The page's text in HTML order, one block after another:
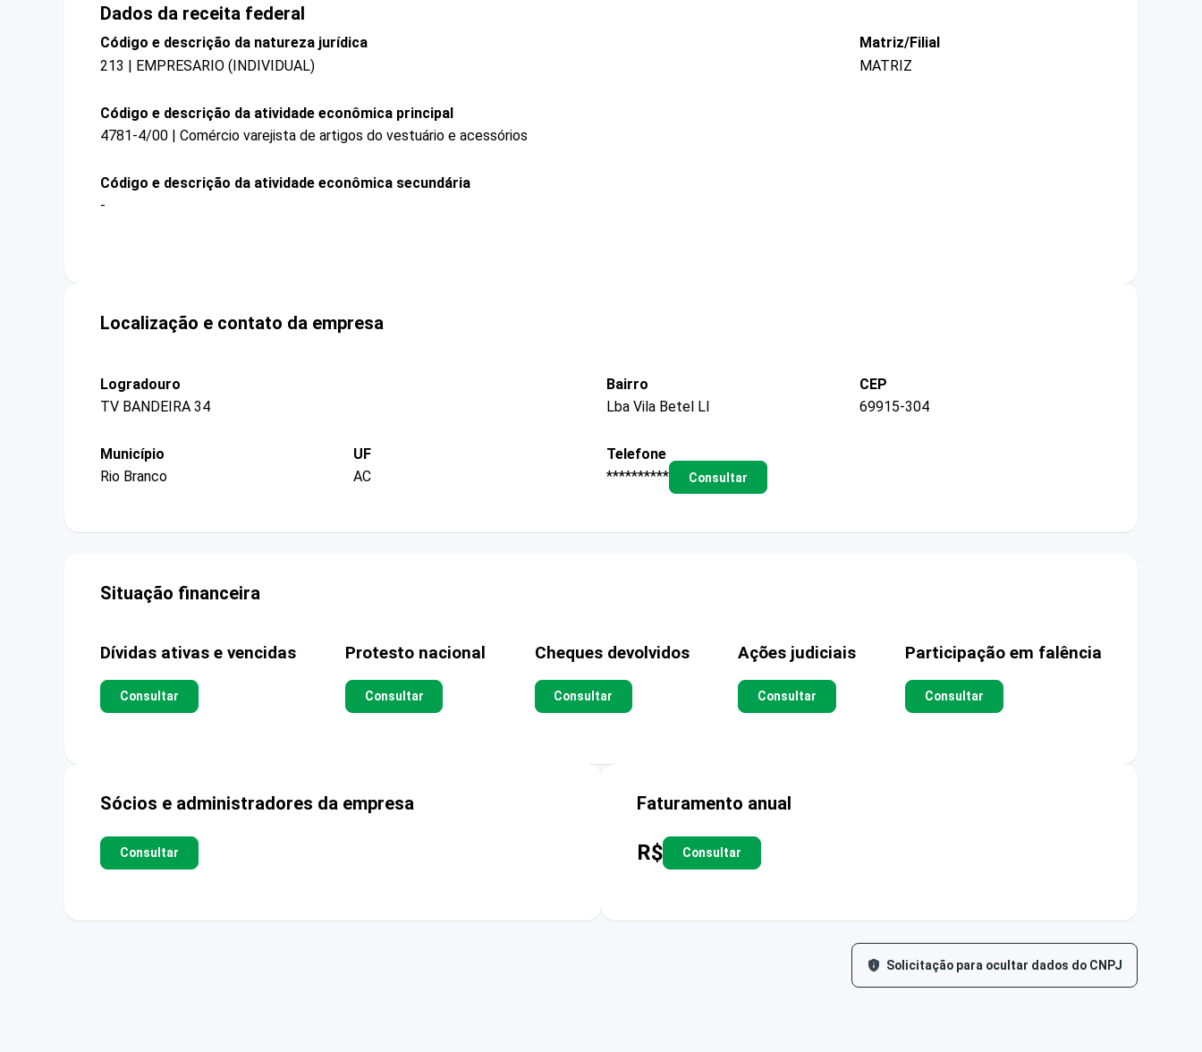
Dados da receita federal
Código e descrição da natureza jurídica
213 | EMPRESARIO (INDIVIDUAL)
Matriz/Filial
MATRIZ
Código e descrição da atividade econômica principal
4781-4/00 | Comércio varejista de artigos do vestuário e acessórios
Código e descrição da atividade econômica secundária
-
Localização e contato da empresa
Logradouro
TV BANDEIRA 34
Bairro
Lba Vila Betel Ll
CEP
69915-304
Município
Rio Branco
UF
AC
Telefone
**********
Consultar
Situação financeira
Dívidas ativas e vencidas
Consultar
Protesto nacional
Consultar
Cheques devolvidos
Consultar
Ações judiciais
Consultar
Participação em falência
Consultar
Sócios e administradores da empresa
Consultar
Faturamento anual
R$ Consultar
Solicitação para ocultar dados do CNPJ